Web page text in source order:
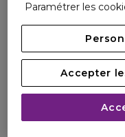
Paramétrer les
Accepter